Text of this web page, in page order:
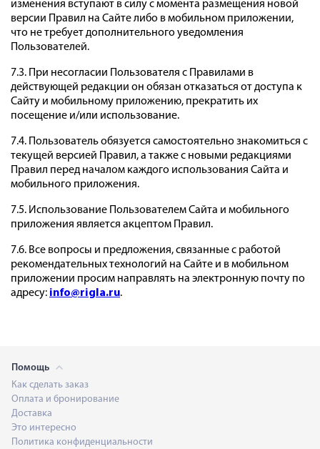
изменения вступают в силу с момента размещения новой
версии Правил на Сайте либо в мобильном приложении,
что не требует дополнительного уведомления
Пользователей.
7.3. При несогласии Пользователя с Правилами в
действующей редакции он обязан отказаться от доступа к
Сайту и мобильному приложению, прекратить их
посещение и/или использование.
7.4. Пользователь обязуется самостоятельно знакомиться с
текущей версией Правил, а также с новыми редакциями
Правил перед началом каждого использования Сайта и
мобильного приложения.
7.5. Использование Пользователем Сайта и мобильного
приложения является акцептом Правил.
7.6. Все вопросы и предложения, связанные с работой
рекомендательных технологий на Сайте и в мобильном
приложении просим направлять на электронную почту по
адресу: info@rigla.ru.
Помощь
Как сделать заказ
Оплата и бронирование
Доставка
Это интересно
Политика конфиденциальности